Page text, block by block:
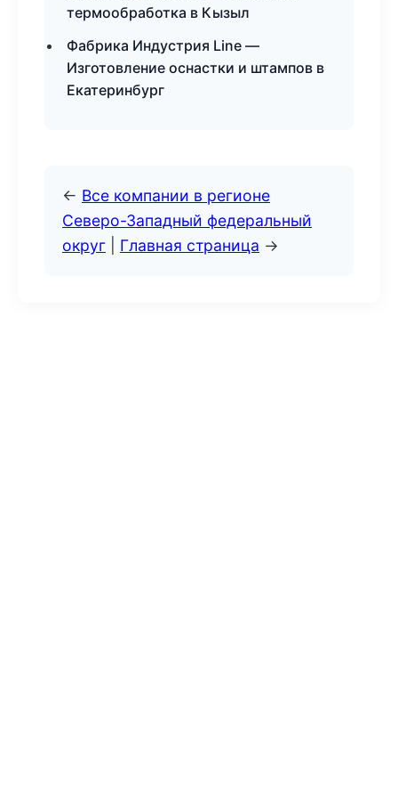
термообработка в Кызыл
Фабрика Индустрия Line —
Изготовление оснастки и штампов в
Екатеринбург
← Все компании в регионе
Северо-Западный федеральный
округ
Главная страница →